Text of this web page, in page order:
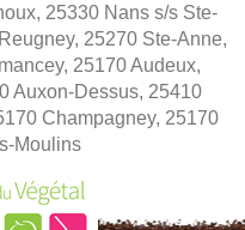
25330 Nans s/s Ste-
25270 Ste-Anne,
25170 Audeux,
Auxon-Dessus, 25410
Champagney, 25170
Moulins